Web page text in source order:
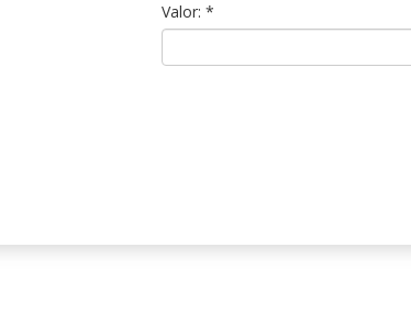
Valor: *